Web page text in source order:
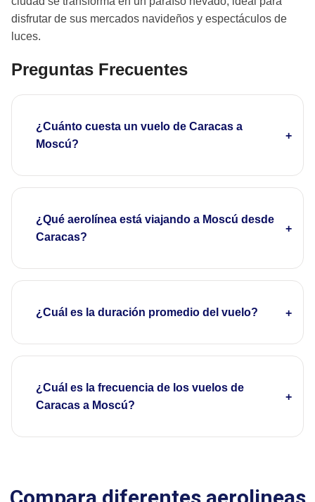
disfrutar de sus mercados navideños y espectáculos de
luces.
Preguntas Frecuentes
¿Cuánto cuesta un vuelo de Caracas a
Moscú?
¿Qué aerolínea está viajando a Moscú desde
Caracas?
¿Cuál es la duración promedio del vuelo?
¿Cuál es la frecuencia de los vuelos de
Caracas a Moscú?